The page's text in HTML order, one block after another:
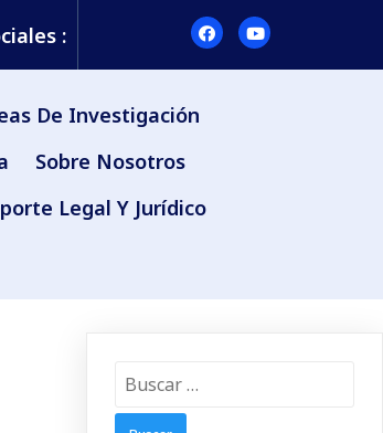
:
De Investigación
Sobre Nosotros
Legal Y Jurídico